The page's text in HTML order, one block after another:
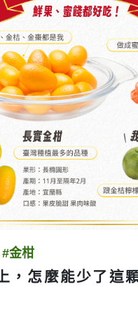
#金柑
，怎麼能少了這